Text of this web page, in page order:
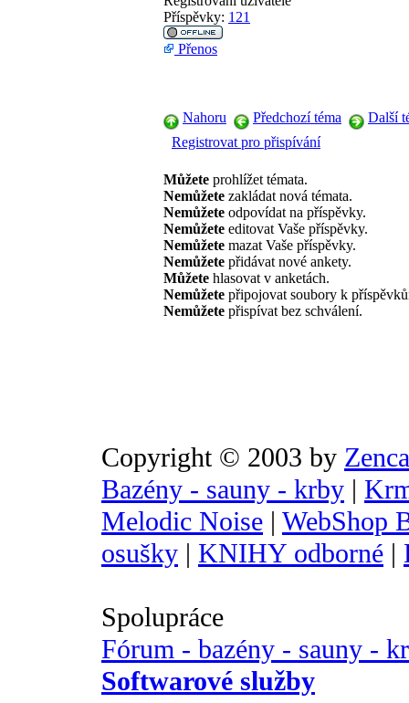
Příspěvky: 121
Přenos
Nahoru Předchozí téma
Další
Registrovat pro přispívání
Můžete prohlížet témata.
Nemůžete zakládat nová témata.
Nemůžete odpovídat na příspěvky.
Nemůžete editovat Vaše příspěvky.
Nemůžete mazat Vaše příspěvky.
Nemůžete přidávat nové ankety.
Můžete hlasovat v anketách.
Nemůžete připojovat soubory k
Nemůžete přispívat bez schválení.
Copyright © 2003 by
Bazény - sauny - krby |
Melodic Noise | WebShop
osušky | KNIHY odborné |
Spolupráce
Fórum - bazény - sauny -
Softwarové služby